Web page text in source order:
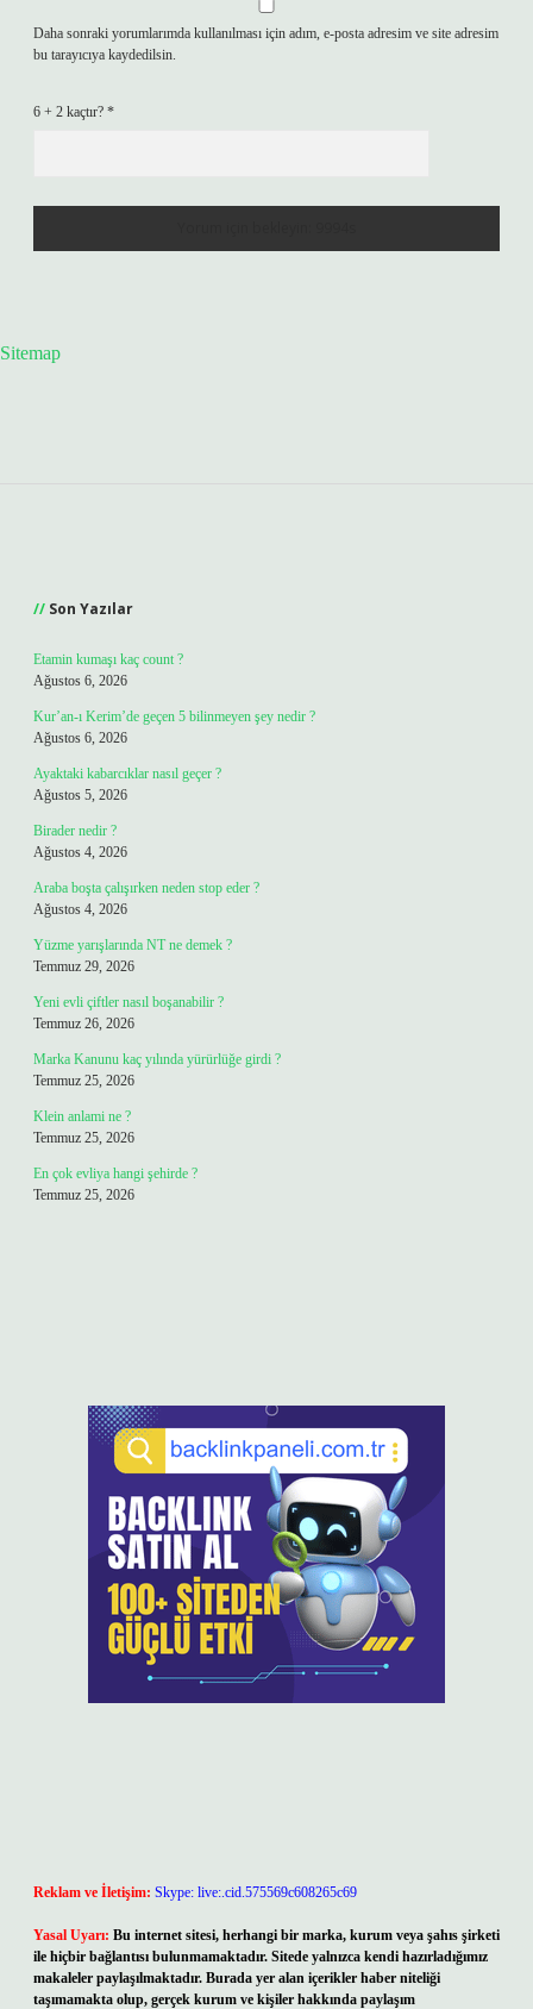
Daha sonraki yorumlarımda kullanılması için adım, e-posta adresim ve site adresim
bu tarayıcıya kaydedilsin.
6 + 2 kaçtır? *
Sitemap
Son Yazılar
Etamin kumaşı kaç count ?
Ağustos 6, 2026
Kur’an-ı Kerim’de geçen 5 bilinmeyen şey nedir ?
Ağustos 6, 2026
Ayaktaki kabarcıklar nasıl geçer ?
Ağustos 5, 2026
Birader nedir ?
Ağustos 4, 2026
Araba boşta çalışırken neden stop eder ?
Ağustos 4, 2026
Yüzme yarışlarında NT ne demek ?
Temmuz 29, 2026
Yeni evli çiftler nasıl boşanabilir ?
Temmuz 26, 2026
Marka Kanunu kaç yılında yürürlüğe girdi ?
Temmuz 25, 2026
Klein anlami ne ?
Temmuz 25, 2026
En çok evliya hangi şehirde ?
Temmuz 25, 2026
Reklam ve İletişim: Skype: live:.cid.575569c608265c69
Yasal Uyarı: Bu internet sitesi, herhangi bir marka, kurum veya şahıs şirketi
ile hiçbir bağlantısı bulunmamaktadır. Sitede yalnızca kendi hazırladığımız
makaleler paylaşılmaktadır. Burada yer alan içerikler haber niteliği
taşımamakta olup, gerçek kurum ve kişiler hakkında paylaşım